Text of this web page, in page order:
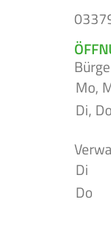
Mo,
Di, Do
Di
Do